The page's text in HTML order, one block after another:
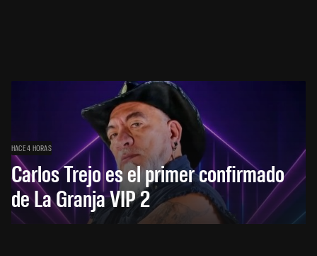
HACE 4 HORAS
Carlos Trejo es el primer confirmado
de La Granja VIP 2